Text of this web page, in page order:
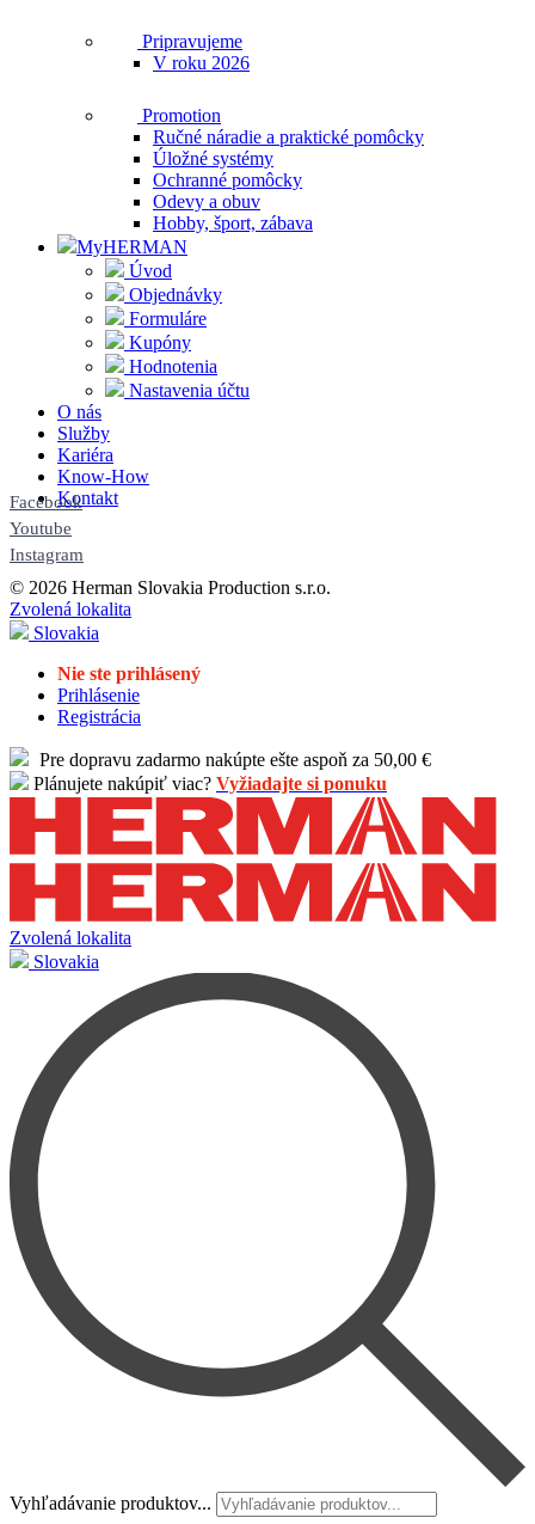
Pripravujeme
V roku 2026
Promotion
Ručné náradie a praktické pomôcky
Úložné systémy
Ochranné pomôcky
Odevy a obuv
Hobby, šport, zábava
MyHERMAN
Úvod
Objednávky
Formuláre
Kupóny
Hodnotenia
Nastavenia účtu
O nás
Služby
Kariéra
Know-How
Kontakt
Facebook
Youtube
Instagram
© 2026 Herman Slovakia Production s.r.o.
Zvolená lokalita
Slovakia
Nie ste prihlásený
Prihlásenie
Registrácia
Pre dopravu zadarmo nakúpte ešte aspoň za 50,00 €
Plánujete nakúpiť viac? Vyžiadajte si ponuku
Zvolená lokalita
Slovakia
Vyhľadávanie produktov...